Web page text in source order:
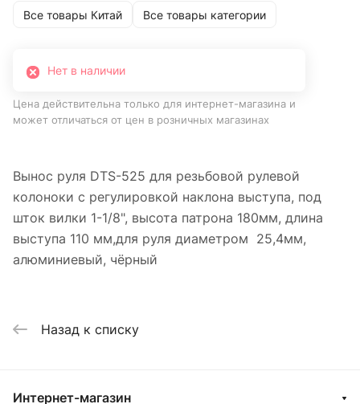
Все товары Китай Все товары категории
Нет в наличии
Цена действительна только для интернет-магазина и
может отличаться от цен в розничных магазинах
Вынос руля DTS-525 для резьбовой рулевой
колоноки с регулировкой наклона выступа, под
шток вилки 1-1/8", высота патрона 180мм, длина
выступа 110 мм,для руля диаметром 25,4мм,
алюминиевый, чёрный
Назад к списку
Интернет-магазин